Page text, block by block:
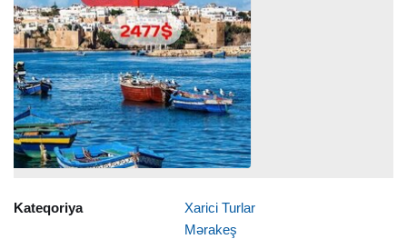
Kateqoriya
Xarici Turlar
Mərakeş